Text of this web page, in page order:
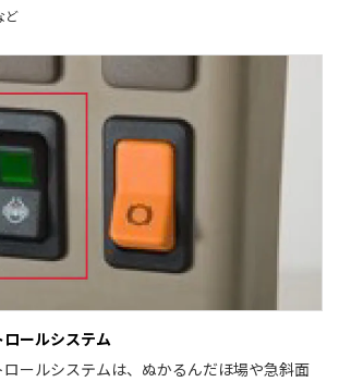
ど
ロールシステム
ロールシステムは、ぬかるんだほ場や急斜面